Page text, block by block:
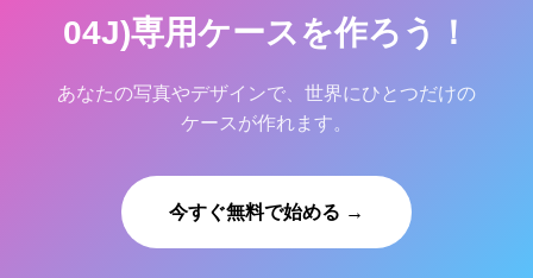
04J)専用ケースを作ろう！
あなたの写真やデザインで、世界にひとつだけの
ケースが作れます。
今すぐ無料で始める →